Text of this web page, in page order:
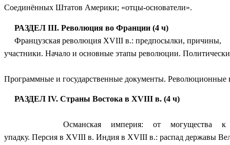
Соединённых Штатов Америки; «отцы-основатели».
РАЗДЕЛ III. Революция во Франции (4 ч)
Французская революция XVIII в.: предпосылки, причины,
участники. Начало и основные этапы революции.
Программные и государственные документы.
РАЗДЕЛ IV. Страны Востока в XVIII в. (4 ч)
Османская империя: от могущества к
упадку. Персия в XVIII в. Индия в XVIII в.: распад державы